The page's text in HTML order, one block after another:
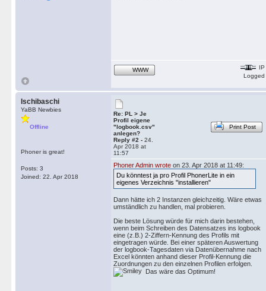
WWW
IP
Logged
Ischibaschi
YaBB Newbies
Offline
Phoner is great!
Posts: 3
Joined: 22. Apr 2018
Re: PL > Je
Profil eigene
"logbook.csv"
anlegen?
Reply #2 - 24.
Apr 2018 at
11:57
Print Post
Phoner Admin wrote on 23. Apr 2018 at 11:49:
Du könntest ja pro Profil PhonerLite in ein
eigenes Verzeichnis "installieren"
Dann hätte ich 2 Instanzen gleichzeitig. Wäre etwas
umständlich zu handlen, mal probieren.
Die beste Lösung würde für mich darin bestehen,
wenn beim Schreiben des Datensatzes ins logbook
eine (z.B.) 2-Ziffern-Kennung des Profils mit
eingetragen würde. Bei einer späteren Auswertung
der logbook-Tagesdaten via Datenübernahme nach
Excel könnten anhand dieser Profil-Kennung die
Zuordnungen zu den einzelnen Profilen erfolgen.
Das wäre das Optimum!